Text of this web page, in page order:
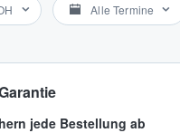
Alle Termine
jede Bestellung ab